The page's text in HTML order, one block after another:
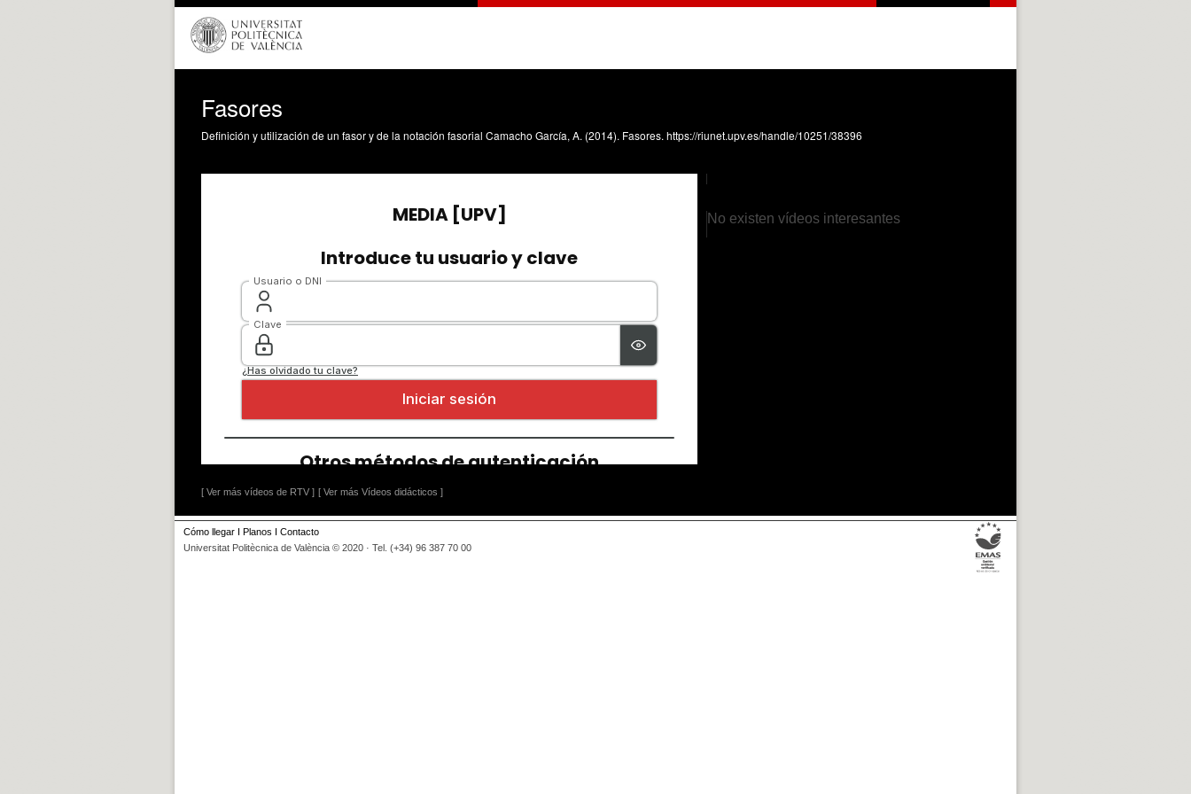
Fasores
Definición y utilización de un fasor y de la notación fasorial Camacho García, A. (2014). Fasores. https://riunet.upv.es/handle/10251/38396
[ Ver más vídeos de RTV ] [ Ver más Vídeos didácticos ]
No existen vídeos interesantes
Cómo llegar I Planos I Contacto
Universitat Politècnica de València © 2020 · Tel. (+34) 96 387 70 00